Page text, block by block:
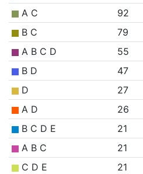
A C
92
B C
79
A B C D
55
B D
47
D
27
A D
26
B C D E
21
A B C
21
C D E
21